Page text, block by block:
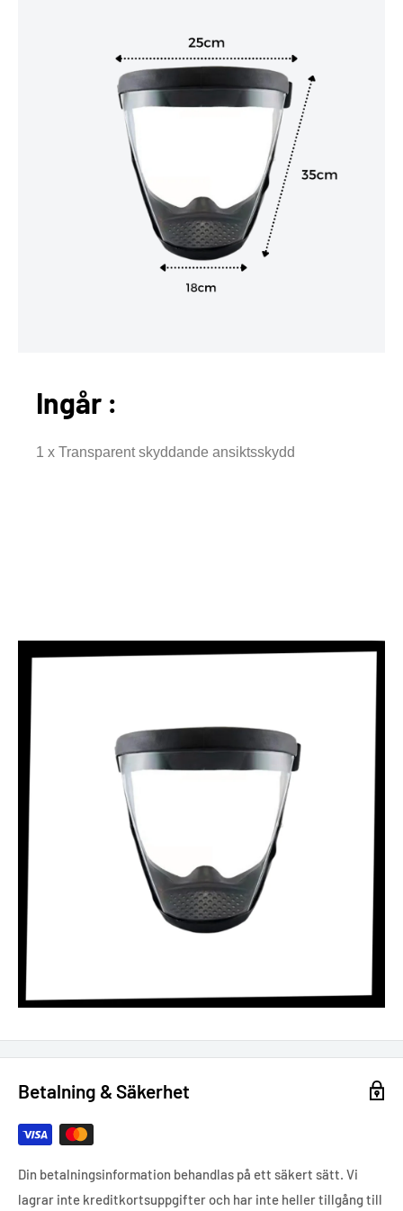
Ingår :
1 x Transparent skyddande ansiktsskydd
Betalning & Säkerhet
Din betalningsinformation behandlas på ett säkert sätt. Vi
lagrar inte kreditkortsuppgifter och har inte heller tillgång till